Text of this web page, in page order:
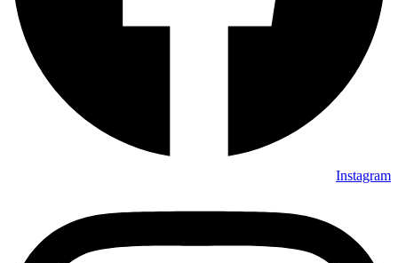
Instagram